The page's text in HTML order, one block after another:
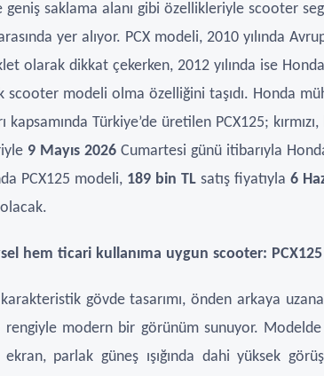
geniş saklama alanı gibi özellikleriyle scooter
yer alıyor. PCX modeli, 2010 yılında
olarak dikkat çekerken, 2012 yılında ise
scooter modeli olma özelliğini taşıdı. Honda
kapsamında Türkiye’de üretilen PCX125;
9 Mayıs 2026 Cumartesi günü itibarıyla
PCX125 modeli, 189 bin TL satış fiyatıyla 6
hem ticari kullanıma uygun scooter: PCX125
karakteristik gövde tasarımı, önden arkaya
rengiyle modern bir görünüm sunuyor.
parlak güneş ışığında dahi yüksek